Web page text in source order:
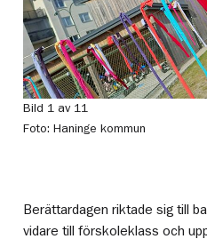
Bild 1 av 11
Foto: Haninge kommun
Berättardagen riktade sig till
vidare till förskoleklass och